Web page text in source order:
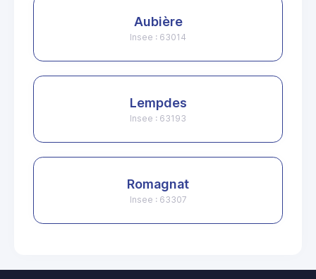
Aubière
Insee : 63014
Lempdes
Insee : 63193
Romagnat
Insee : 63307